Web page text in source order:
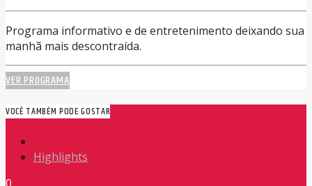
Programa informativo e de entretenimento deixando sua
manhã mais descontraída.
VER PROGRAMA
VOCÊ TAMBÉM PODE GOSTAR
Highlights